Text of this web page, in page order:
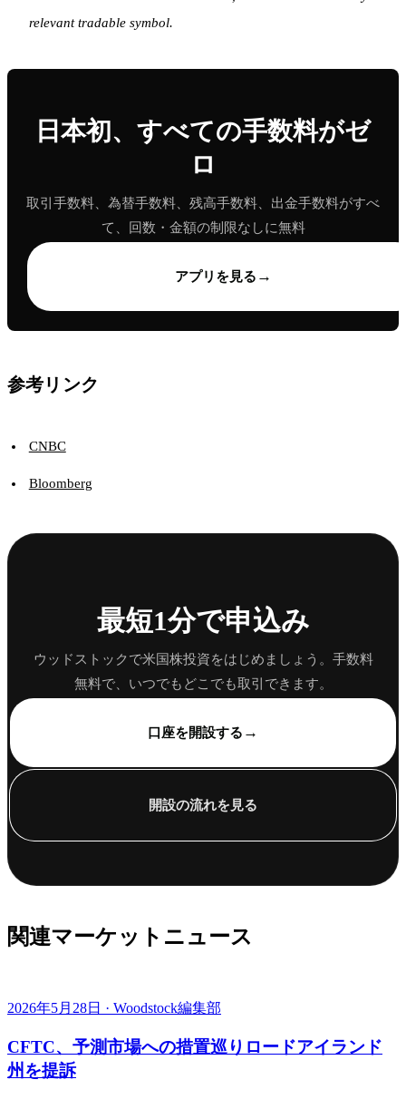
relevant tradable symbol.
日本初、すべての手数料がゼ
ロ
取引手数料、為替手数料、残高手数料、出金手数料がすべ
て、回数・金額の制限なしに無料
アプリを見る →
参考リンク
CNBC
Bloomberg
最短1分で申込み
ウッドストックで米国株投資をはじめましょう。手数料
無料で、いつでもどこでも取引できます。
口座を開設する →
開設の流れを見る
関連マーケットニュース
2026年5月28日 · Woodstock編集部
CFTC、予測市場への措置巡りロードアイランド
州を提訴